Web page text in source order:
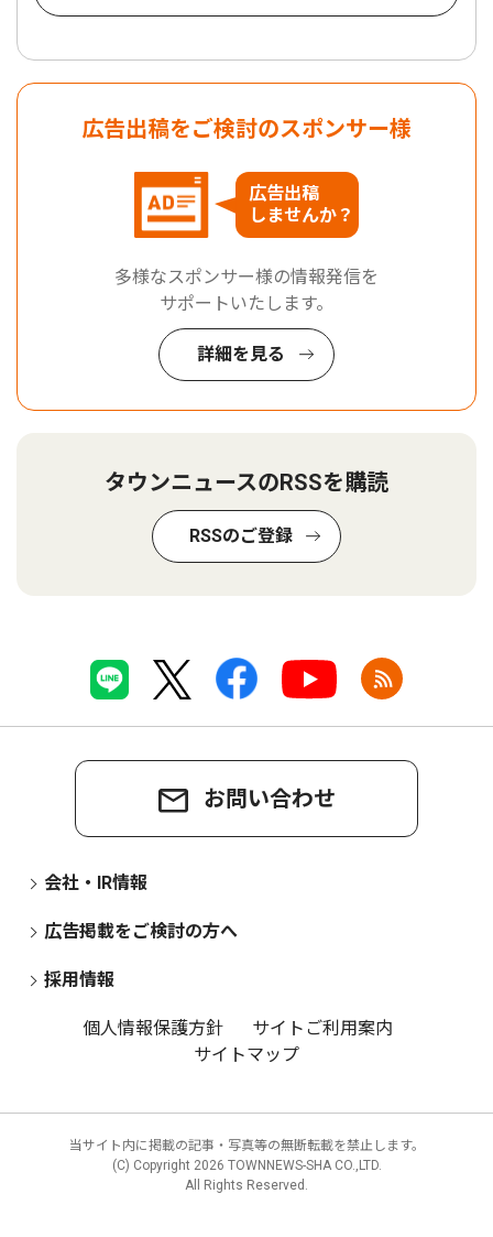
広告出稿をご検討のスポンサー様
広告出稿
しませんか？
多様なスポンサー様の情報発信を
サポートいたします。
詳細を見る
タウンニュースのRSSを購読
RSSのご登録
お問い合わせ
会社・IR情報
広告掲載をご検討の方へ
採用情報
個人情報保護方針
サイトご利用案内
サイトマップ
当サイト内に掲載の記事・写真等の無断転載を禁止します。
(C) Copyright 2026 TOWNNEWS-SHA CO.,LTD.
All Rights Reserved.